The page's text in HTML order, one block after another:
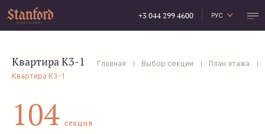
+3 044 299 4600
РУС
Квартира K3-1 Главная Выбор секции
План этажа
Квартира K3-1
104 секция